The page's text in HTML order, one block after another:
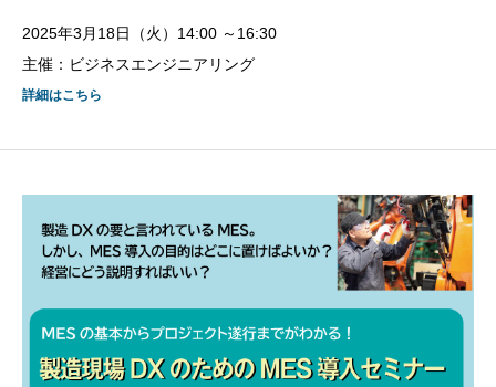
2025年3月18日（火）14:00 ～16:30
主催：ビジネスエンジニアリング
詳細はこちら